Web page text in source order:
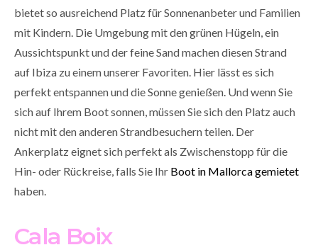
bietet so ausreichend Platz für Sonnenanbeter und Familien
mit Kindern. Die Umgebung mit den grünen Hügeln, ein
Aussichtspunkt und der feine Sand machen diesen Strand
auf Ibiza zu einem unserer Favoriten. Hier lässt es sich
perfekt entspannen und die Sonne genießen. Und wenn Sie
sich auf Ihrem Boot sonnen, müssen Sie sich den Platz auch
nicht mit den anderen Strandbesuchern teilen. Der
Ankerplatz eignet sich perfekt als Zwischenstopp für die
Hin- oder Rückreise, falls Sie Ihr Boot in Mallorca gemietet
haben.
Cala Boix